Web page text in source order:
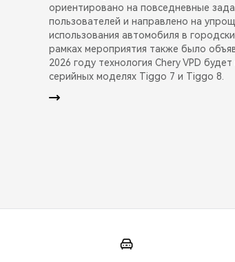
ориентировано на повседневные
пользователей и направлено на
использования автомобиля в
рамках мероприятия также было
2026 году технология Chery VPD
серийных моделях Tiggo 7 и Tiggo 8.